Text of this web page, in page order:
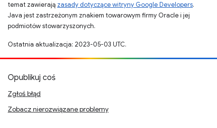
temat zawierają zasady dotyczące witryny Google Developers.
Java jest zastrzeżonym znakiem towarowym firmy Oracle i jej
podmiotów stowarzyszonych.
Ostatnia aktualizacja: 2023-05-03 UTC.
Opublikuj coś
Zgłoś błąd
Zobacz nierozwiązane problemy